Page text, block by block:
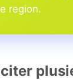
region.